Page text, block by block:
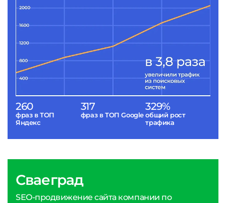
260
фраз в ТОП
Яндекс
317
фраз в ТОП Google
329%
общий рост
трафика
Сваеград
SEO-продвижение сайта компании по